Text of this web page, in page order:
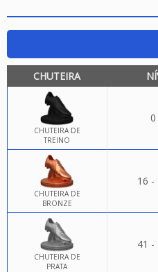
CHUTEIRA
CHUTEIRA DE
TREINO
0
CHUTEIRA DE
BRONZE
16 -
CHUTEIRA DE
PRATA
41 -